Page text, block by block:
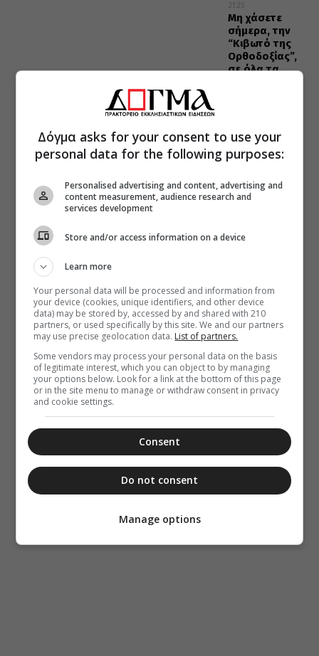
21:25
Μη χάσετε
σήμερα, την
“Κιβωτό της
Ορθοδοξίας”,
σε όλα τα
Δόγμα asks for your consent to use your
personal data for the following purposes:
Personalised advertising and content, advertising and
content measurement, audience research and
services development
Store and/or access information on a device
Learn more
Your personal data will be processed and information from
your device (cookies, unique identifiers, and other device
data) may be stored by, accessed by and shared with 210
partners, or used specifically by this site. We and our partners
may use precise geolocation data. List of partners.
Some vendors may process your personal data on the basis
of legitimate interest, which you can object to by managing
your options below. Look for a link at the bottom of this page
or in the site menu to manage or withdraw consent in privacy
and cookie settings.
Consent
Do not consent
Manage options